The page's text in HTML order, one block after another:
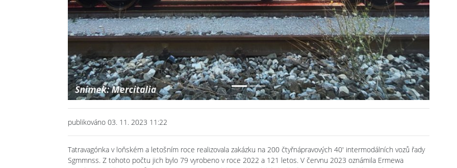
publikováno 03. 11. 2023 11:22
Tatravagónka v loňském a letošním roce realizovala zakázku na 200 čtyřnápravových 40' intermodálních vozů řady
Sgmmnss. Z tohoto počtu jich bylo 79 vyrobeno v roce 2022 a 121 letos. V červnu 2023 oznámila Ermewa